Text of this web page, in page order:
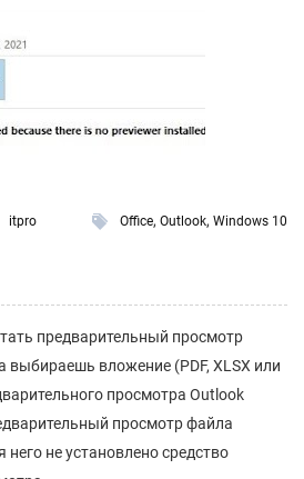
itpro Office, Outlook, Windows 10
предварительный просмотр
вложение (PDF, XLSX или
просмотра Outlook
просмотр файла
не установлено средство